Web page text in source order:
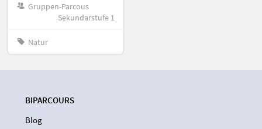
Gruppen-Parcous
Sekundarstufe 1
Natur
BIPARCOURS
Blog